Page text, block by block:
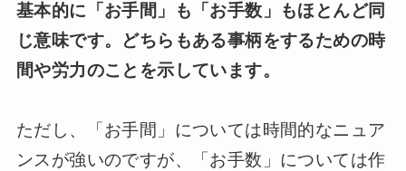
基本的に「お手間」も「お手数」もほとんど同
じ意味です。どちらもある事柄をするための時
間や労力のことを示しています。
ただし、「お手間」については時間的なニュア
ンスが強いのですが、「お手数」については作